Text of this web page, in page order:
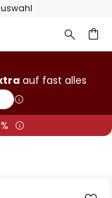
auf fast alles